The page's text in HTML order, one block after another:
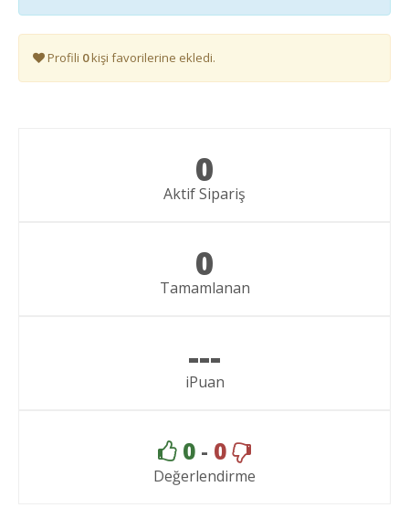
Profili 0kişi favorilerine ekledi.
0
Aktif Sipariş
0
Tamamlanan
---
iPuan
0 - 0
Değerlendirme